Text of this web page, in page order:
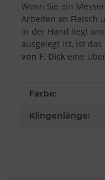
Wenn Sie ein
Arbeiten an Fleisch
in der Hand liegt
ausgelegt ist, ist das
von F. Dick eine
Produkteigenschaft
Wert
Farbe:
Klingenlänge:
Verwendung genauer